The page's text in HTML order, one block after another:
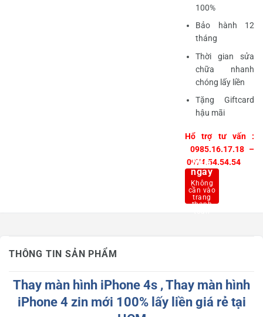
100%
Bảo hành 12
tháng
Thời gian sửa
chữa nhanh
chóng lấy liền
Tặng Giftcard
hậu mãi
Hổ trợ tư vấn :
0985.16.17.18 –
0974.54.54.54
Mua
ngay
THÔNG TIN SẢN PHẨM
Thay màn hình iPhone 4s , Thay màn hình
iPhone 4 zin mới 100% lấy liền giá rẻ tại